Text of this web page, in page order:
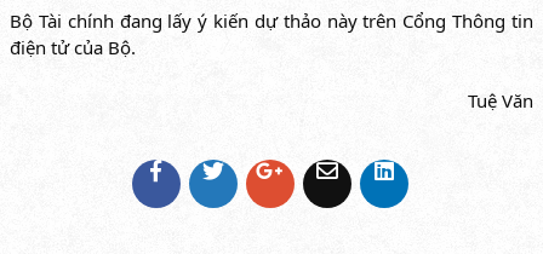
Bộ Tài chính đang lấy ý kiến dự thảo này trên Cổng Thông tin
điện tử của Bộ.
Tuệ Văn